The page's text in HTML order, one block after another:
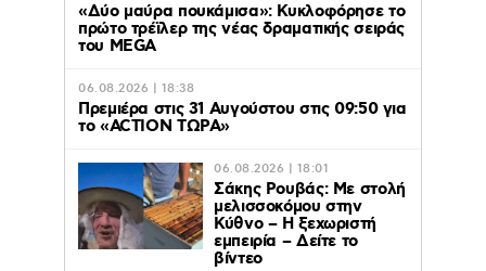
«Δύο μαύρα πουκάμισα»: Κυκλοφόρησε το
πρώτο τρέϊλερ της νέας δραματικής σειράς
του MEGA
06.08.2026 | 18:38
Πρεμιέρα στις 31 Αυγούστου στις 09:50 για
το «ACTION ΤΩΡΑ»
06.08.2026 | 18:01
Σάκης Ρουβάς: Με στολή
μελισσοκόμου στην
Κύθνο – Η ξεχωριστή
εμπειρία – Δείτε το
βίντεο